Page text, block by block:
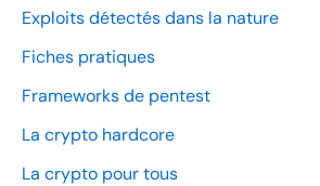
Exploits détectés dans la nature
Fiches pratiques
Frameworks de pentest
La crypto hardcore
La crypto pour tous